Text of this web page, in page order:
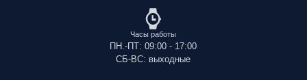
Часы работы
ПН.-ПТ: 09:00 - 17:00
СБ-ВС: выходные